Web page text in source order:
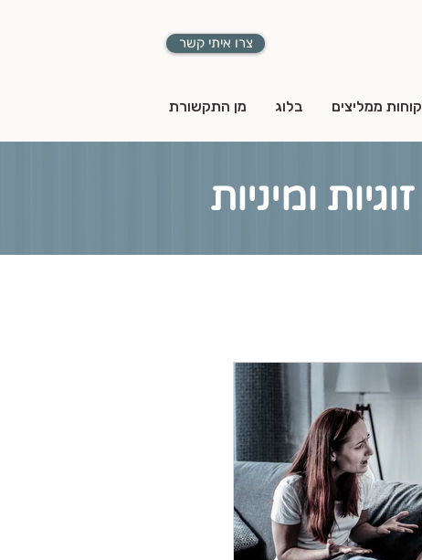
צרו איתי קשר
ממליצים בלוג מן התקשורת
ומיניות